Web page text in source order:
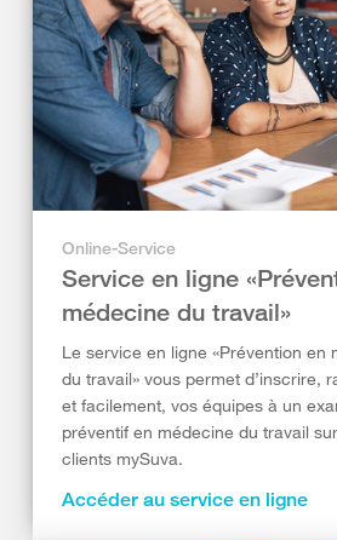
Online-Service
Service en ligne
médecine du travail»
Le service en ligne «Prévention en
du travail» vous permet d’inscrire,
et facilement, vos équipes à un
préventif en médecine du travail
clients mySuva.
Accéder au service en ligne